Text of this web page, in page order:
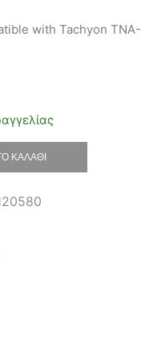
with Tachyon
ΚΑΛΆΘΙ